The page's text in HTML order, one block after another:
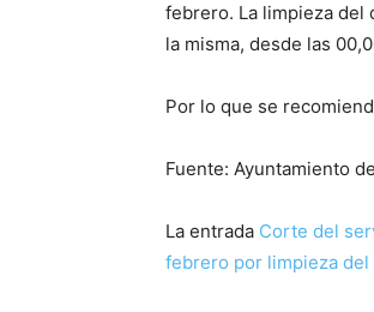
febrero. La limpieza del
la misma, desde las
Por lo que se
Fuente: Ayuntamiento
La entrada Corte del
febrero por limpieza del